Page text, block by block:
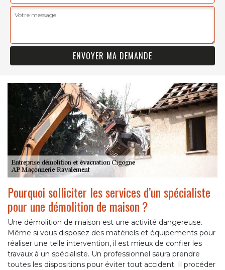
Pourquoi solliciter les services d’un spécialiste
pour une démolition de maison ?
Une démolition de maison est une activité dangereuse.
Même si vous disposez des matériels et équipements pour
réaliser une telle intervention, il est mieux de confier les
travaux à un spécialiste. Un professionnel saura prendre
toutes les dispositions pour éviter tout accident. Il procéder